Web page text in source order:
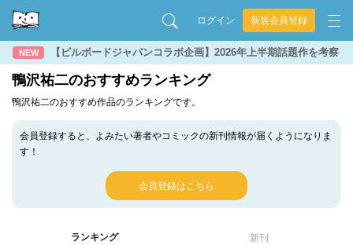
ログイン 新規会員登録
NEW 【ビルボードジャパンコラボ企画】2026年上半期話題作を考察
鴨沢祐二のおすすめランキング
鴨沢祐二のおすすめ作品のランキングです。
会員登録すると、よみたい著者やコミックの新刊情報が届くようになりま
す！
会員登録はこちら
ランキング 新刊